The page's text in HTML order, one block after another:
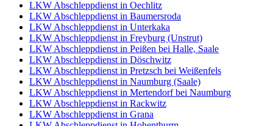
LKW Abschleppdienst in Oechlitz
LKW Abschleppdienst in Baumersroda
LKW Abschleppdienst in Unterkaka
LKW Abschleppdienst in Freyburg (Unstrut)
LKW Abschleppdienst in Peißen bei Halle, Saale
LKW Abschleppdienst in Döschwitz
LKW Abschleppdienst in Pretzsch bei Weißenfels
LKW Abschleppdienst in Naumburg (Saale)
LKW Abschleppdienst in Mertendorf bei Naumburg
LKW Abschleppdienst in Rackwitz
LKW Abschleppdienst in Grana